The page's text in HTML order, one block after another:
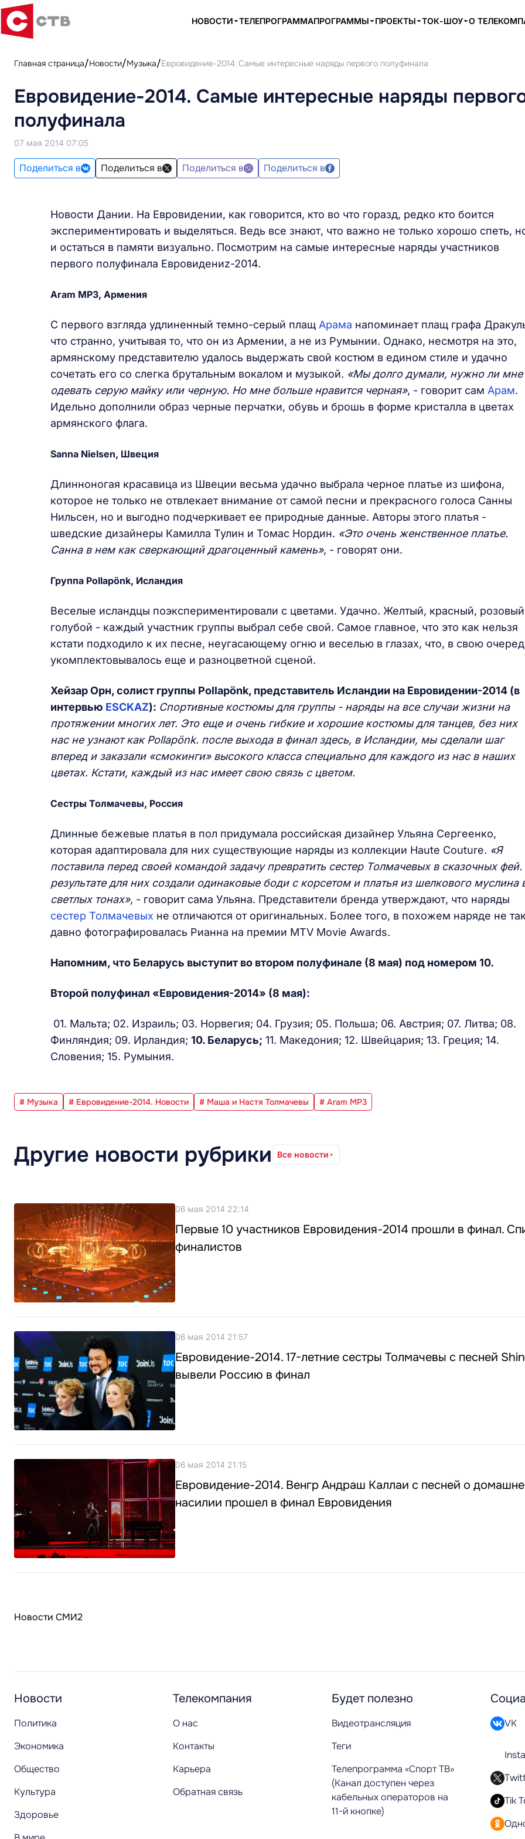
НОВОСТИ ТЕЛЕПРОГРАММАПРОГРАММЫ ПРОЕКТЫ ТОК-ШОУ О
Главная страница Новости Музыка Евровидение-2014. Самые интересные наряды первого полуфинала
Евровидение-2014. Самые интересные наряды
полуфинала
07 мая 2014 07:05
Поделиться в Поделиться в Поделиться в Поделиться в
Новости Дании. На Евровидении, как говорится, кто во что горазд, редко кто боится
экспериментировать и выделяться. Ведь все знают, что важно не только хорошо спеть,
и остаться в памяти визуально. Посмотрим на самые интересные наряды участников
первого полуфинала Евровидениz-2014.
Aram MP3, Армения
С первого взгляда удлиненный темно-серый плащ Арама напоминает плащ графа
что странно, учитывая то, что он из Армении, а не из Румынии. Однако, несмотря на это,
армянскому представителю удалось выдержать свой костюм в едином стиле и удачно
сочетать его со слегка брутальным вокалом и музыкой. «Мы долго думали, нужно ли мне
одевать серую майку или черную. Но мне больше нравится черная», - говорит сам Арам.
Идельно дополнили образ черные перчатки, обувь и брошь в форме кристалла в цветах
армянского флага.
Sanna Nielsen, Швеция
Длинноногая красавица из Швеции весьма удачно выбрала черное платье из шифона,
которое не только не отвлекает внимание от самой песни и прекрасного голоса Санны
Нильсен, но и выгодно подчеркивает ее природные данные. Авторы этого платья -
шведские дизайнеры Камилла Тулин и Томас Нордин. «Это очень женственное платье.
Санна в нем как сверкающий драгоценный камень», - говорят они.
Группа Pollapönk, Исландия
Веселые исландцы поэкспериментировали с цветами. Удачно. Желтый, красный,
голубой - каждый участник группы выбрал себе свой. Самое главное, что это как нельзя
кстати подходило к их песне, неугасающему огню и веселью в глазах, что, в свою
укомплектовывалось еще и разноцветной сценой.
Хейзар Орн, солист группы Pollapönk, представитель Исландии на Евровидении-2014 (в
интервью ESCKAZ): Спортивные костюмы для группы - наряды на все случаи жизни на
протяжении многих лет. Это еще и очень гибкие и хорошие костюмы для танцев, без них
нас не узнают как Pollapönk. после выхода в финал здесь, в Исландии, мы сделали шаг
вперед и заказали «смокинги» высокого класса специально для каждого из нас в наших
цветах. Кстати, каждый из нас имеет свою связь с цветом.
Сестры Толмачевы, Россия
Длинные бежевые платья в пол придумала российская дизайнер Ульяна Сергеенко,
которая адаптировала для них существующие наряды из коллекции Haute Couture. «Я
поставила перед своей командой задачу превратить сестер Толмачевых в сказочных
результате для них создали одинаковые боди с корсетом и платья из шелкового муслина
светлых тонах», - говорит сама Ульяна. Представители бренда утверждают, что наряды
сестер Толмачевых не отличаются от оригинальных. Более того, в похожем наряде не
давно фотографировалась Рианна на премии MTV Movie Awards.
Напомним, что Беларусь выступит во втором полуфинале (8 мая) под номером 10.
Второй полуфинал «Евровидения-2014» (8 мая):
01. Мальта; 02. Израиль; 03. Норвегия; 04. Грузия; 05. Польша; 06. Австрия; 07. Литва; 08.
Финляндия; 09. Ирландия; 10. Беларусь; 11. Македония; 12. Швейцария; 13. Греция; 14.
Словения; 15. Румыния.
# Музыка # Евровидение-2014. Новости # Маша и Настя Толмачевы # Aram MP3
Другие новости рубрики Все новости
06 мая 2014 22:14
Первые 10 участников Евровидения-2014 прошли в финал.
финалистов
06 мая 2014 21:57
Евровидение-2014. 17-летние сестры Толмачевы с песней
вывели Россию в финал
06 мая 2014 21:15
Евровидение-2014. Венгр Андраш Каллаи с песней о
насилии прошел в финал Евровидения
Новости СМИ2
Новости
Политика
Экономика
Общество
Культура
Здоровье
Телекомпания
О нас
Контакты
Карьера
Обратная связь
Будет полезно
Видеотрансляция
Теги
Телепрограмма «Спорт ТВ»
(Канал доступен через
кабельных операторов на
11-й кнопке)
VK
Tik